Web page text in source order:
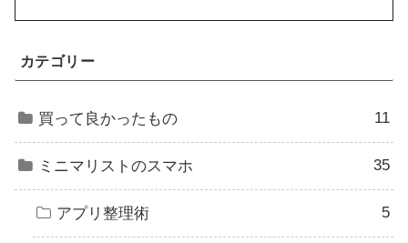
カテゴリー
買って良かったもの 11
ミニマリストのスマホ 35
アプリ整理術 5